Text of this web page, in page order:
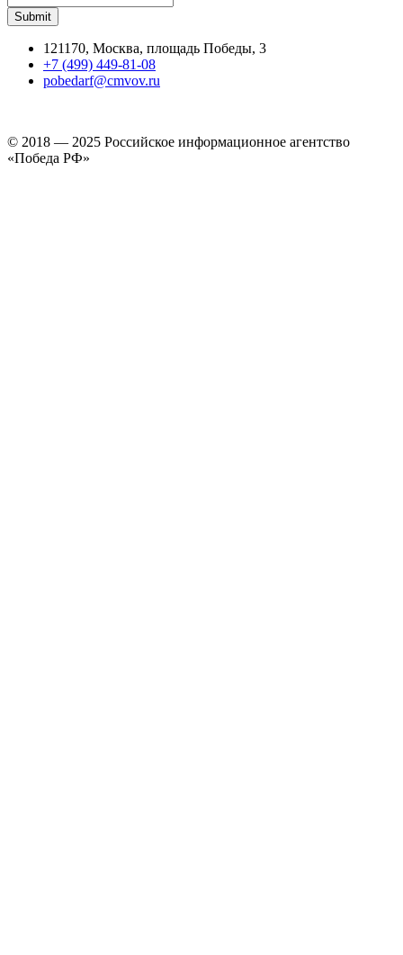
121170, Москва, площадь Победы, 3
+7 (499) 449-81-08
pobedarf@cmvov.ru
© 2018 — 2025 Российское информационное агентство
«Победа РФ»